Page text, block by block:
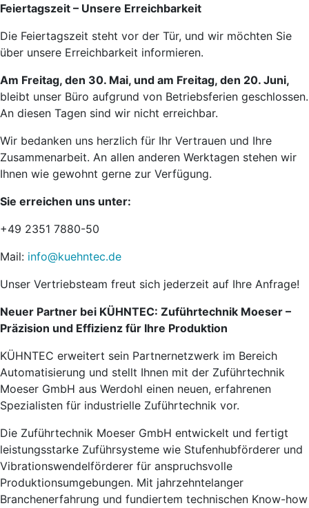
Feiertagszeit – Unsere Erreichbarkeit
Die Feiertagszeit steht vor der Tür, und wir möchten Sie
über unsere Erreichbarkeit informieren.
Am Freitag, den 30. Mai, und am Freitag, den 20. Juni,
bleibt unser Büro aufgrund von Betriebsferien geschlossen.
An diesen Tagen sind wir nicht erreichbar.
Wir bedanken uns herzlich für Ihr Vertrauen und Ihre
Zusammenarbeit. An allen anderen Werktagen stehen wir
Ihnen wie gewohnt gerne zur Verfügung.
Sie erreichen uns unter:
+49 2351 7880-50
Mail: info@kuehntec.de
Unser Vertriebsteam freut sich jederzeit auf Ihre Anfrage!
Neuer Partner bei KÜHNTEC: Zuführtechnik Moeser –
Präzision und Effizienz für Ihre Produktion
KÜHNTEC erweitert sein Partnernetzwerk im Bereich
Automatisierung und stellt Ihnen mit der Zuführtechnik
Moeser GmbH aus Werdohl einen neuen, erfahrenen
Spezialisten für industrielle Zuführtechnik vor.
Die Zuführtechnik Moeser GmbH entwickelt und fertigt
leistungsstarke Zuführsysteme wie Stufenhubförderer und
Vibrationswendelförderer für anspruchsvolle
Produktionsumgebungen. Mit jahrzehntelanger
Branchenerfahrung und fundiertem technischen Know-how